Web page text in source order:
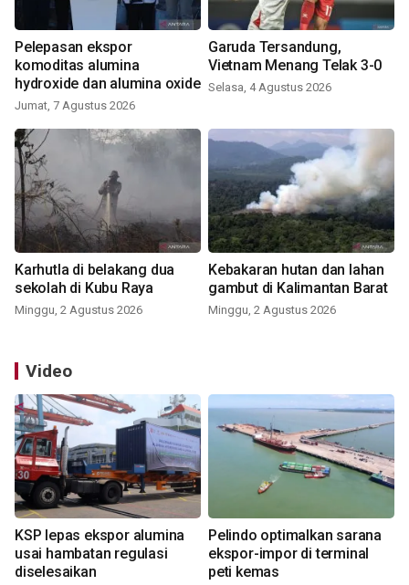
Pelepasan ekspor
komoditas alumina
hydroxide dan alumina oxide
Jumat, 7 Agustus 2026
Garuda Tersandung,
Vietnam Menang Telak 3-0
Selasa, 4 Agustus 2026
Karhutla di belakang dua
sekolah di Kubu Raya
Minggu, 2 Agustus 2026
Kebakaran hutan dan lahan
gambut di Kalimantan Barat
Minggu, 2 Agustus 2026
Video
KSP lepas ekspor alumina
usai hambatan regulasi
diselesaikan
Pelindo optimalkan sarana
ekspor-impor di terminal
peti kemas